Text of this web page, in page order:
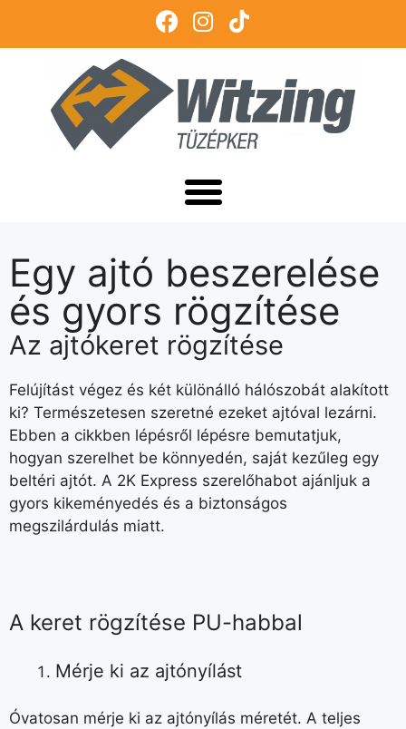
Egy ajtó beszerelése
és gyors rögzítése
Az ajtókeret rögzítése
Felújítást végez és két különálló hálószobát alakított
ki? Természetesen szeretné ezeket ajtóval lezárni.
Ebben a cikkben lépésről lépésre bemutatjuk,
hogyan szerelhet be könnyedén, saját kezűleg egy
beltéri ajtót. A 2K Express szerelőhabot ajánljuk a
gyors kikeményedés és a biztonságos
megszilárdulás miatt.
A keret rögzítése PU-habbal
Mérje ki az ajtónyílást
Óvatosan mérje ki az ajtónyílás méretét. A teljes